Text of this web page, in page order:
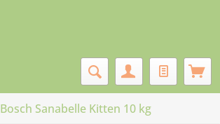
Bosch Sanabelle Kitten 10 kg